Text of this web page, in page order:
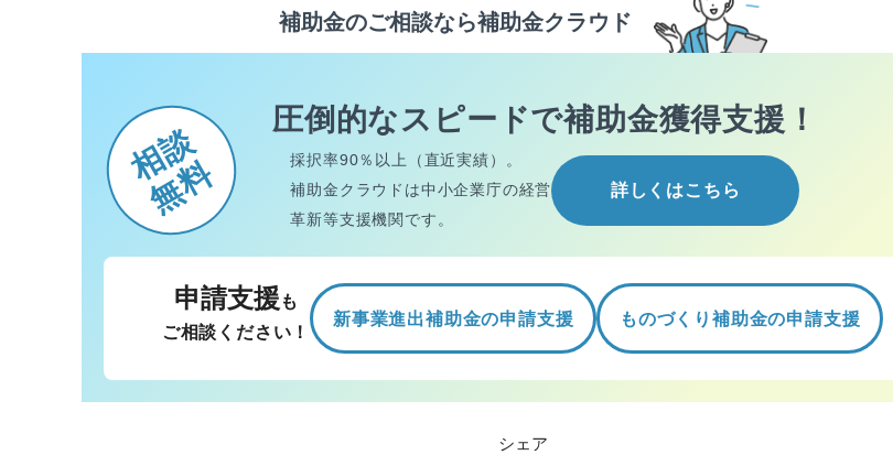
補助金のご相談なら補助金クラウド
相談
無料
圧倒的なスピードで補助金獲得支援！
採択率90％以上（直近実績）。
補助金クラウドは中小企業庁の経営
革新等支援機関です。
詳しくはこちら
申請支援 も
ご相談ください！
新事業進出補助金の申請支援 ものづくり補助金の申請支援
シェア